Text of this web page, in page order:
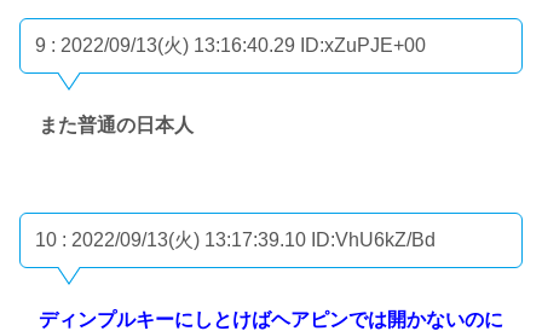
9 : 2022/09/13(火) 13:16:40.29 ID:xZuPJE+00
また普通の日本人
10 : 2022/09/13(火) 13:17:39.10 ID:VhU6kZ/Bd
ディンプルキーにしとけばヘアピンでは開かないのに